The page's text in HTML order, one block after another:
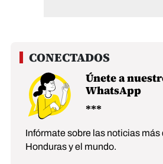
Únete a
WhatsApp
Infórmate sobre las noticias
Honduras y el mundo.